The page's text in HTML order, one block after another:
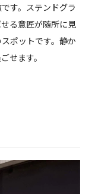
す。ステンドグラ
る意匠が随所に見
ポットです。静か
せます。